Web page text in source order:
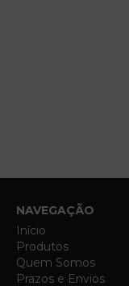
NAVEGAÇÃO
Início
Produtos
Quem Somos
Prazos e Envios